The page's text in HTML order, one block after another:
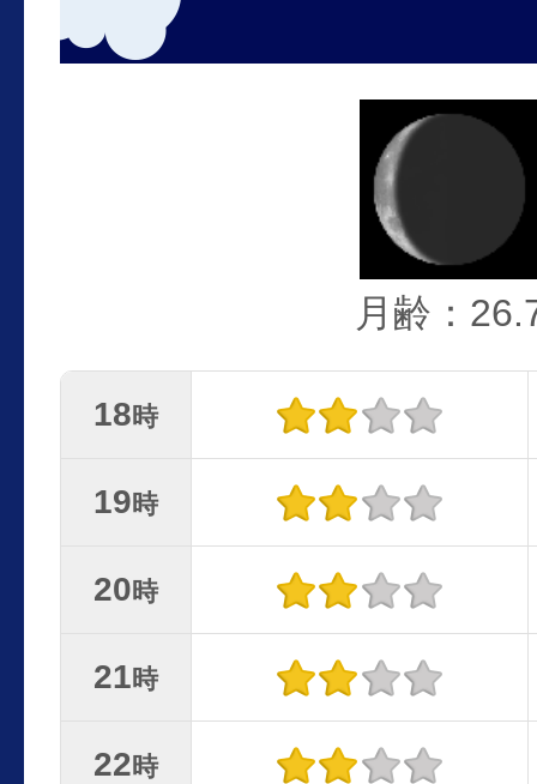
月齢：
18時
19時
20時
21時
22時